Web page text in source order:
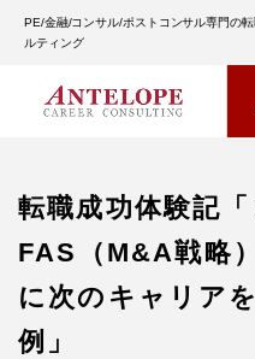
PE/金融/コンサル/ポストコンサル専門の
ルティング
転職成功体験記
FAS（M&A戦略
に次のキャリア
例」